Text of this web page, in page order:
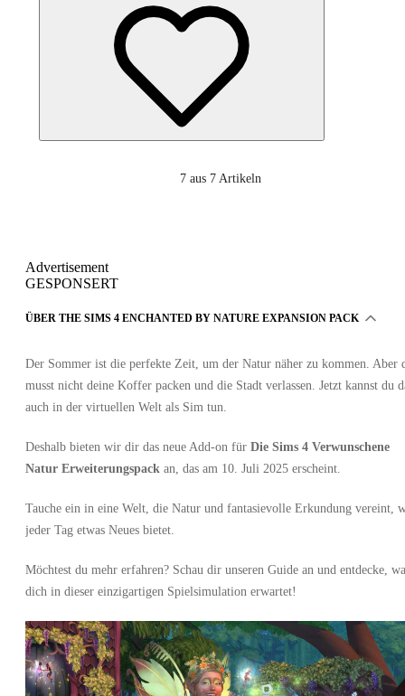
7 aus 7 Artikeln
Advertisement
GESPONSERT
ÜBER THE SIMS 4 ENCHANTED BY NATURE EXPANSION PACK
Der Sommer ist die perfekte Zeit, um der Natur näher zu kommen. Aber
musst nicht deine Koffer packen und die Stadt verlassen. Jetzt kannst du
auch in der virtuellen Welt als Sim tun.
Deshalb bieten wir dir das neue Add-on für Die Sims 4 Verwunschene
Natur Erweiterungspack an, das am 10. Juli 2025 erscheint.
Tauche ein in eine Welt, die Natur und fantasievolle Erkundung vereint,
jeder Tag etwas Neues bietet.
Möchtest du mehr erfahren? Schau dir unseren Guide an und entdecke,
dich in dieser einzigartigen Spielsimulation erwartet!